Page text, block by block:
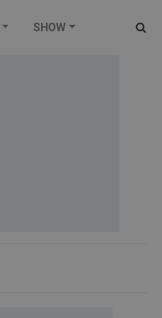
SHOW